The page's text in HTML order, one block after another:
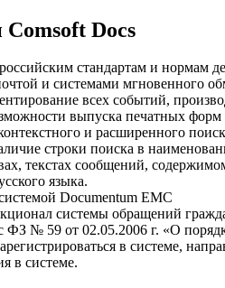
Docs
стандартам и нормам
и системами мгновенного
всех событий,
выпуска печатных
и расширенного
строки поиска в
текстах сообщений,
языка.
Documentum EMC
системы обращений
ФЗ № 59 от 02.05.2006 г. «О
в системе,
в системе.